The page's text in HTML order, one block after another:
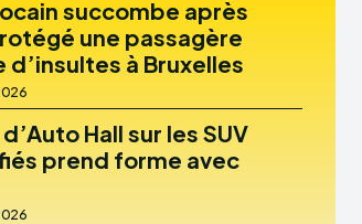
succombe après
une passagère
d’insultes à Bruxelles
Hall sur les SUV
prend forme avec